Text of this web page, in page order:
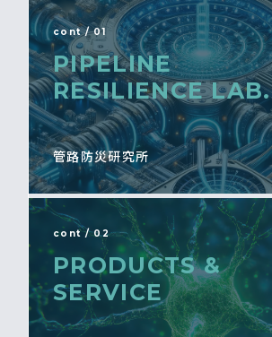
cont / 01
PIPELINE
RESILIENCE LAB.
管路防災研究所
cont / 02
PRODUCTS &
SERVICE